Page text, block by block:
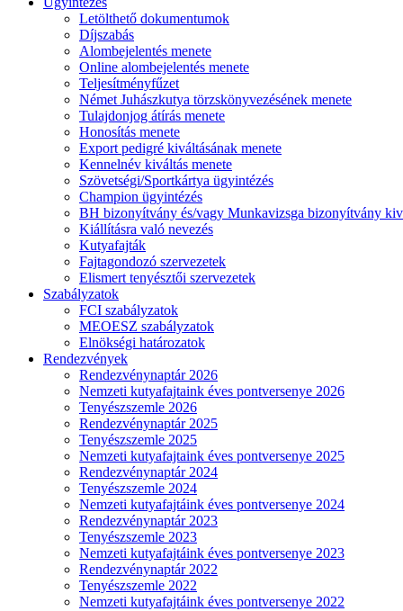
Letölthető dokumentumok
Díjszabás
Alombejelentés menete
Online alombejelentés menete
Teljesítményfűzet
Német Juhászkutya törzskönyvezésének menete
Tulajdonjog átírás menete
Honosítás menete
Export pedigré kiváltásának menete
Kennelnév kiváltás menete
Szövetségi/Sportkártya ügyintézés
Champion ügyintézés
BH bizonyítvány és/vagy Munkavizsga bizonyítvány
Kiállításra való nevezés
Kutyafajták
Fajtagondozó szervezetek
Elismert tenyésztői szervezetek
Szabályzatok
FCI szabályzatok
MEOESZ szabályzatok
Elnökségi határozatok
Rendezvények
Rendezvénynaptár 2026
Nemzeti kutyafajtaink éves pontversenye 2026
Tenyészszemle 2026
Rendezvénynaptár 2025
Tenyészszemle 2025
Nemzeti kutyafajtaink éves pontversenye 2025
Rendezvénynaptár 2024
Tenyészszemle 2024
Nemzeti kutyafajtáink éves pontversenye 2024
Rendezvénynaptár 2023
Tenyészszemle 2023
Nemzeti kutyafajtáink éves pontversenye 2023
Rendezvénynaptár 2022
Tenyészszemle 2022
Nemzeti kutyafajtáink éves pontversenye 2022